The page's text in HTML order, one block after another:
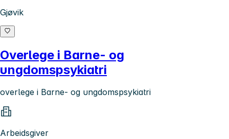
Gjøvik
Overlege i Barne- og
ungdomspsykiatri
overlege i Barne- og ungdomspsykiatri
Arbeidsgiver